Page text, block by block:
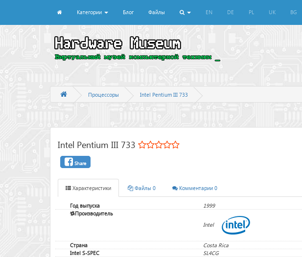
Категории Блог Файлы EN DE PL UK BG
Процессоры Intel Pentium III 733
Intel Pentium III 733
Share
Характеристики Файлы 0 Комментарии 0
Год выпуска
1999
Производитель
Intel
Страна
Costa Rica
Intel S-SPEC
SL4CG